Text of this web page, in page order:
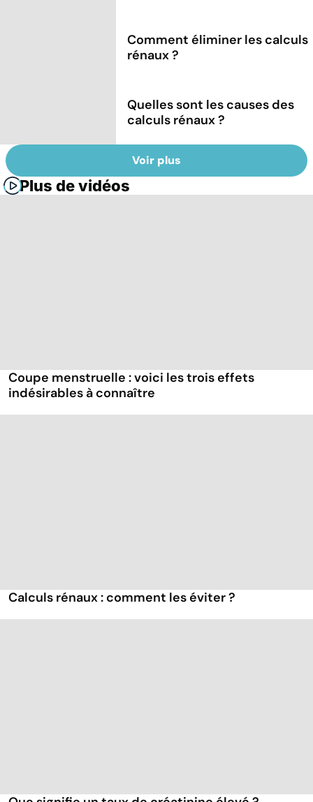
Comment éliminer les calculs
rénaux ?
Quelles sont les causes des
calculs rénaux ?
Voir plus
Plus de vidéos
Coupe menstruelle : voici les trois effets
indésirables à connaître
Calculs rénaux : comment les éviter ?